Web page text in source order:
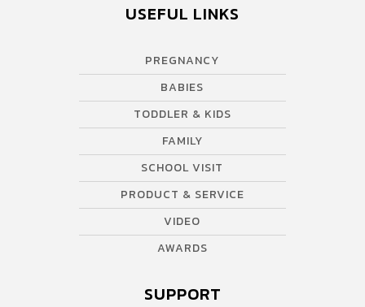
USEFUL LINKS
PREGNANCY
BABIES
TODDLER & KIDS
FAMILY
SCHOOL VISIT
PRODUCT & SERVICE
VIDEO
AWARDS
SUPPORT